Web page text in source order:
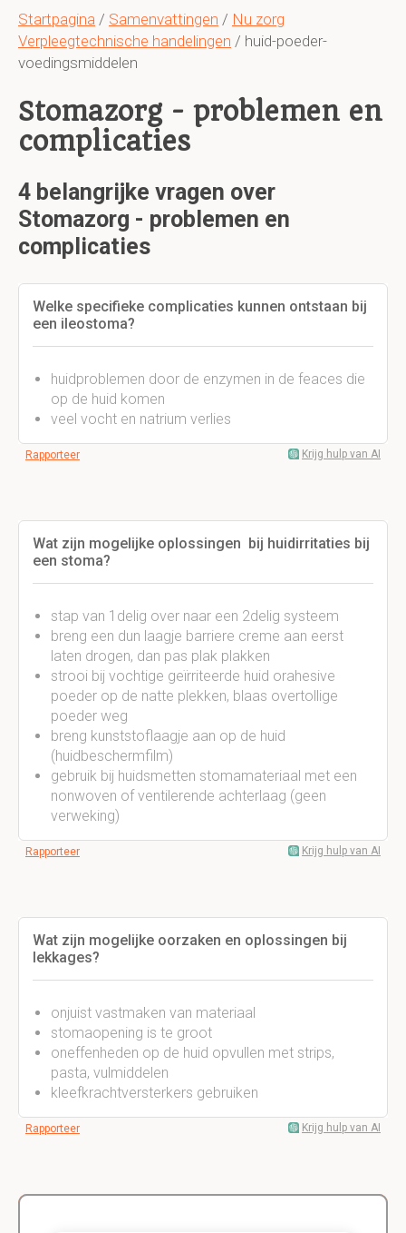
Startpagina / Samenvattingen / Nu zorg
Verpleegtechnische handelingen / huid-poeder-
voedingsmiddelen
Stomazorg - problemen en
complicaties
4 belangrijke vragen over
Stomazorg - problemen en
complicaties
Welke specifieke complicaties kunnen ontstaan bij
een ileostoma?
huidproblemen door de enzymen in de feaces die
op de huid komen
veel vocht en natrium verlies
Rapporteer Krijg hulp van AI
Wat zijn mogelijke oplossingen bij huidirritaties bij
een stoma?
stap van 1delig over naar een 2delig systeem
breng een dun laagje barriere creme aan eerst
laten drogen, dan pas plak plakken
strooi bij vochtige geïrriteerde huid orahesive
poeder op de natte plekken, blaas overtollige
poeder weg
breng kunststoflaagje aan op de huid
(huidbeschermfilm)
gebruik bij huidsmetten stomamateriaal met een
nonwoven of ventilerende achterlaag (geen
verweking)
Rapporteer Krijg hulp van AI
Wat zijn mogelijke oorzaken en oplossingen bij
lekkages?
onjuist vastmaken van materiaal
stomaopening is te groot
oneffenheden op de huid opvullen met strips,
pasta, vulmiddelen
kleefkrachtversterkers gebruiken
Rapporteer Krijg hulp van AI